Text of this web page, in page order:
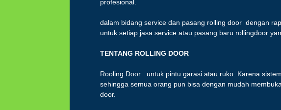
profesional.
dalam bidang service dan pasang rolling door dengan
untuk setiap jasa service atau pasang baru rollingdoor
TENTANG ROLLING DOOR
Rooling Door untuk pintu garasi atau ruko. Karena
sehingga semua orang pun bisa dengan mudah
door.